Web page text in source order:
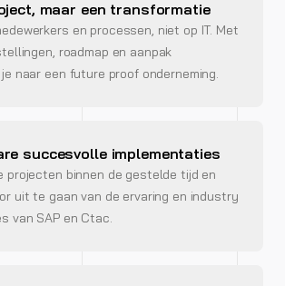
maar een transformatie
en processen, niet op IT. Met
roadmap en aanpak
naar een future proof onderneming.
succesvolle implementaties
projecten binnen de gestelde tijd en
uit te gaan van de ervaring en industry
van SAP en Ctac.